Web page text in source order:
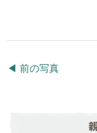
◀︎ 前の写真